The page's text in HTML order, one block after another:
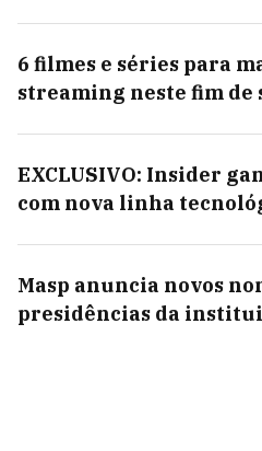
6 filmes e séries para
streaming neste fim de
EXCLUSIVO: Insider
com nova linha
Masp anuncia novos
presidências da